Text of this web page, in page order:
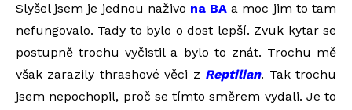
Slyšel jsem je jednou naživo na BA a moc jim to tam
nefungovalo. Tady to bylo o dost lepší. Zvuk kytar se
postupně trochu vyčistil a bylo to znát. Trochu mě
však zarazily thrashové věci z Reptilian. Tak trochu
jsem nepochopil, proč se tímto směrem vydali. Je to